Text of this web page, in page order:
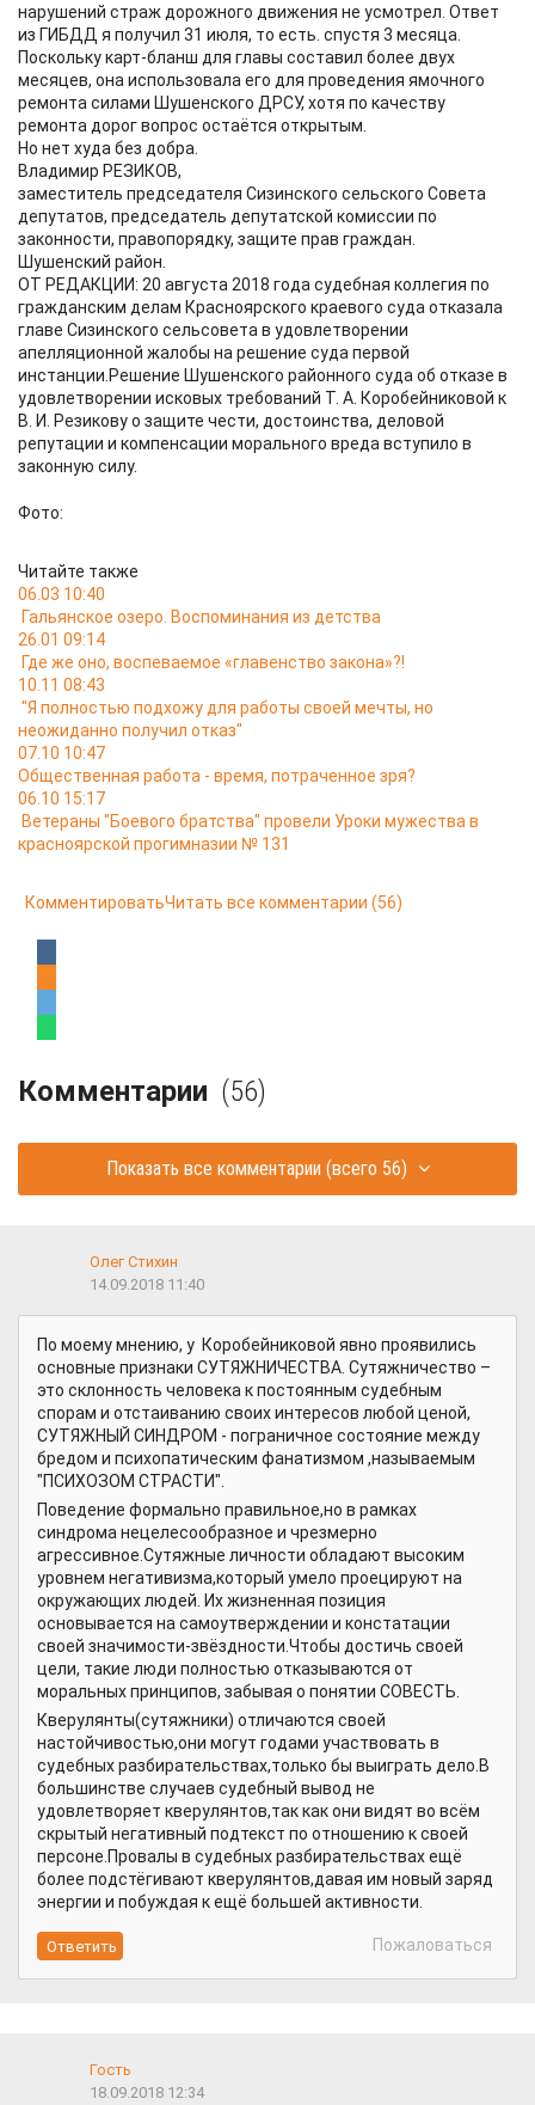
нарушений страж дорожного движения не усмотрел. Ответ
из ГИБДД я получил 31 июля, то есть. спустя 3 месяца.
Поскольку карт-бланш для главы составил более двух
месяцев, она использовала его для проведения ямочного
ремонта силами Шушенского ДРСУ, хотя по качеству
ремонта дорог вопрос остаётся открытым.
Но нет худа без добра.
Владимир РЕЗИКОВ,
заместитель председателя Сизинского сельского Совета
депутатов, председатель депутатской комиссии по
законности, правопорядку, защите прав граждан.
Шушенский район.
ОТ РЕДАКЦИИ: 20 августа 2018 года судебная коллегия по
гражданским делам Красноярского краевого суда отказала
главе Сизинского сельсовета в удовлетворении
апелляционной жалобы на решение суда первой
инстанции.Решение Шушенского районного суда об отказе в
удовлетворении исковых требований Т. А. Коробейниковой к
В. И. Резикову о защите чести, достоинства, деловой
репутации и компенсации морального вреда вступило в
законную силу.
Фото:
Читайте также
06.03 10:40
Гальянское озеро. Воспоминания из детства
26.01 09:14
Где же оно, воспеваемое «главенство закона»?!
10.11 08:43
"Я полностью подхожу для работы своей мечты, но
неожиданно получил отказ"
07.10 10:47
Общественная работа - время, потраченное зря?
06.10 15:17
Ветераны "Боевого братства" провели Уроки мужества в
красноярской прогимназии № 131
КомментироватьЧитать все комментарии (56)
Комментарии (56)
Показать все комментарии(всего 56)
Олег Стихин
14.09.2018 11:40
По моему мнению, у Коробейниковой явно проявились
основные признаки СУТЯЖНИЧЕСТВА. Сутяжничество –
это склонность человека к постоянным судебным
спорам и отстаиванию своих интересов любой ценой,
СУТЯЖНЫЙ СИНДРОМ - пограничное состояние между
бредом и психопатическим фанатизмом ,называемым
"ПСИХОЗОМ СТРАСТИ".
Поведение формально правильное,но в рамках
синдрома нецелесообразное и чрезмерно
агрессивное.Сутяжные личности обладают высоким
уровнем негативизма,который умело проецируют на
окружающих людей. Их жизненная позиция
основывается на самоутверждении и констатации
своей значимости-звёздности.Чтобы достичь своей
цели, такие люди полностью отказываются от
моральных принципов, забывая о понятии СОВЕСТЬ.
Кверулянты(сутяжники) отличаются своей
настойчивостью,они могут годами участвовать в
судебных разбирательствах,только бы выиграть дело.В
большинстве случаев судебный вывод не
удовлетворяет кверулянтов,так как они видят во всём
скрытый негативный подтекст по отношению к своей
персоне.Провалы в судебных разбирательствах ещё
более подстёгивают кверулянтов,давая им новый заряд
энергии и побуждая к ещё большей активности.
Пожаловаться
Гость
18.09.2018 12:34